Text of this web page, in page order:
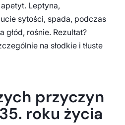
Leptyna,
sytości, spada, podczas
rośnie. Rezultat?
na słodkie i tłuste
przyczyn
roku życia